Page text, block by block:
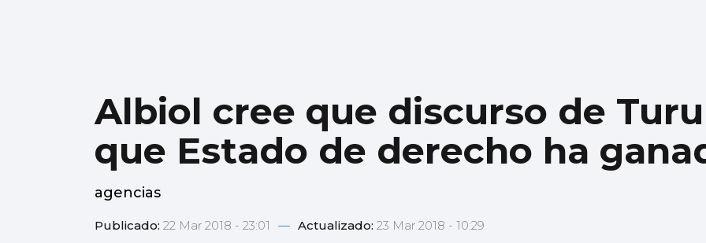
Albiol cree que discurso de
que Estado de derecho ha
agencias
Publicado: 22 Mar 2018 - 23:01 — Actualizado: 23 Mar 2018 - 10:29